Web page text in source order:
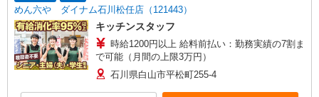
めん六や ダイナム石川松任店（121443）
キッチンスタッフ
時給1200円以上 給料前払い：勤務実績の7割ま
で可能（月間の上限3万円）
石川県白山市平松町255-4